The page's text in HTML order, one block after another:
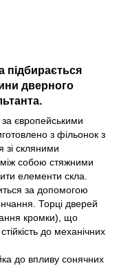
підбирається
дверного
європейськими
з фільонок з
зі скляними
між собою стяжними
елементи скла.
за допомогою
Торці дверей
кромки), що
до механічних
до впливу сонячних